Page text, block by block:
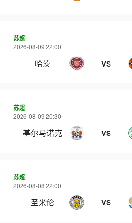
苏超
2026-08-09 22:00
哈茨 VS
苏超
2026-08-09 20:30
基尔马诺克 VS
苏超
2026-08-08 22:00
圣米伦 VS